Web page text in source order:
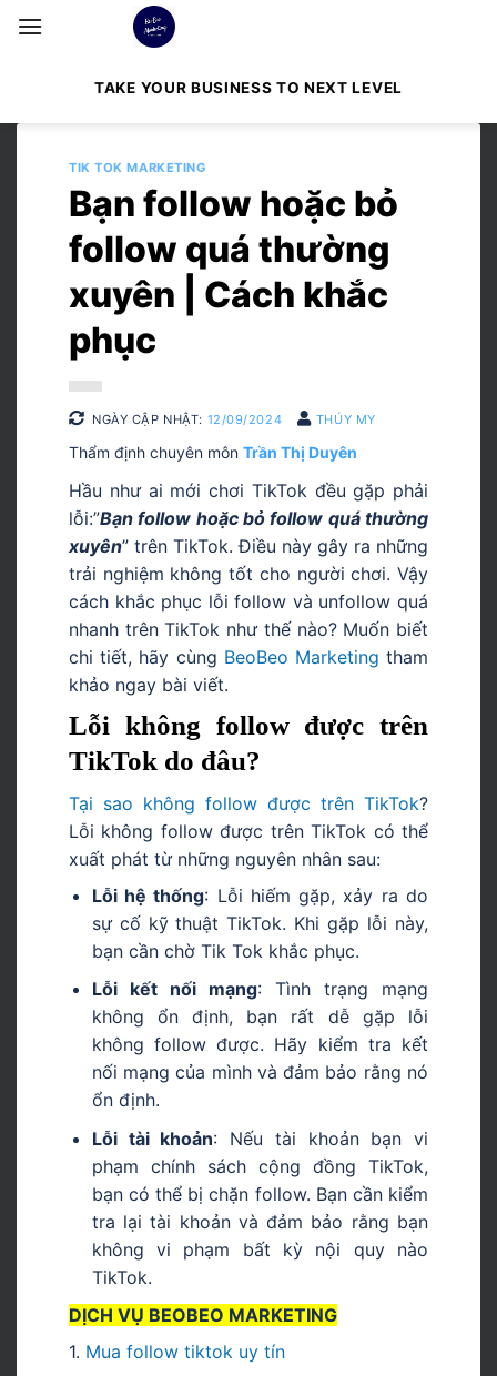
Bỏ
qua
TAKE YOUR BUSINESS TO NEXT LEVEL
TIK TOK MARKETING
Bạn follow hoặc bỏ
follow quá thường
xuyên | Cách khắc
phục
NGÀY CẬP NHẬT: 12/09/2024 THÚY MY
Thẩm định chuyên môn Trần Thị Duyên
Hầu như ai mới chơi TikTok đều gặp phải
lỗi:”Bạn follow hoặc bỏ follow quá thường
xuyên” trên TikTok. Điều này gây ra những
trải nghiệm không tốt cho người chơi. Vậy
cách khắc phục lỗi follow và unfollow quá
nhanh trên TikTok như thế nào? Muốn biết
chi tiết, hãy cùng BeoBeo Marketing tham
khảo ngay bài viết.
Lỗi không follow được trên
TikTok do đâu?
Tại sao không follow được trên TikTok?
Lỗi không follow được trên TikTok có thể
xuất phát từ những nguyên nhân sau:
Lỗi hệ thống: Lỗi hiếm gặp, xảy ra do
sự cố kỹ thuật TikTok. Khi gặp lỗi này,
bạn cần chờ Tik Tok khắc phục.
Lỗi kết nối mạng: Tình trạng mạng
không ổn định, bạn rất dễ gặp lỗi
không follow được. Hãy kiểm tra kết
nối mạng của mình và đảm bảo rằng nó
ổn định.
Lỗi tài khoản: Nếu tài khoản bạn vi
phạm chính sách cộng đồng TikTok,
bạn có thể bị chặn follow. Bạn cần kiểm
tra lại tài khoản và đảm bảo rằng bạn
không vi phạm bất kỳ nội quy nào
TikTok.
DỊCH VỤ BEOBEO MARKETING
1. Mua follow tiktok uy tín